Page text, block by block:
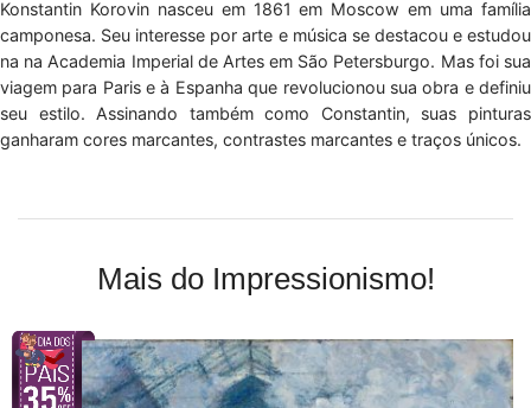
Konstantin Korovin nasceu em 1861 em Moscow em uma família
camponesa. Seu interesse por arte e música se destacou e estudou
na na Academia Imperial de Artes em São Petersburgo. Mas foi sua
viagem para Paris e à Espanha que revolucionou sua obra e definiu
seu estilo. Assinando também como Constantin, suas pinturas
ganharam cores marcantes, contrastes marcantes e traços únicos.
Mais do Impressionismo!